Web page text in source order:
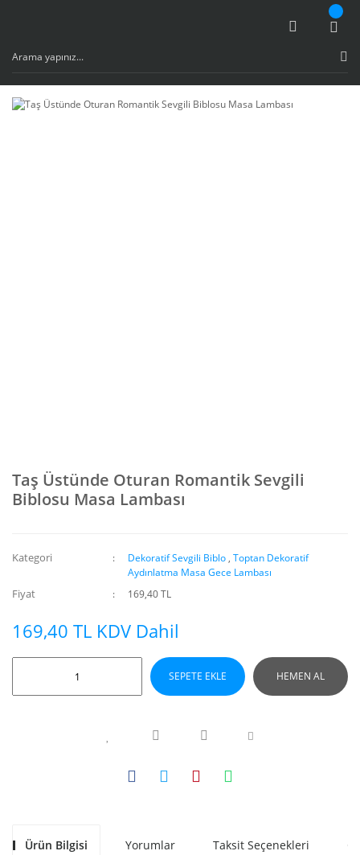
Taş Üstünde Oturan Romantik Sevgili
Biblosu Masa Lambası
Kategori Dekoratif Sevgili Biblo ,Toptan Dekoratif
Aydınlatma Masa Gece Lambası
Fiyat 169,40 TL
169,40 TL KDV Dahil
SEPETE EKLE HEMEN AL
Ürün Bilgisi Yorumlar Taksit Seçenekleri